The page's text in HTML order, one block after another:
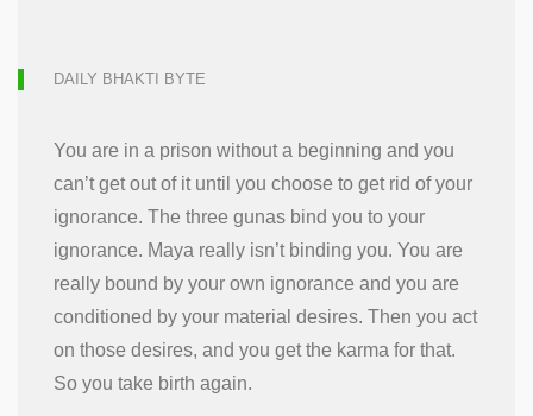
DAILY BHAKTI BYTE
You are in a prison without a beginning and you
can’t get out of it until you choose to get rid of your
ignorance. The three gunas bind you to your
ignorance. Maya really isn’t binding you. You are
really bound by your own ignorance and you are
conditioned by your material desires. Then you act
on those desires, and you get the karma for that.
So you take birth again.